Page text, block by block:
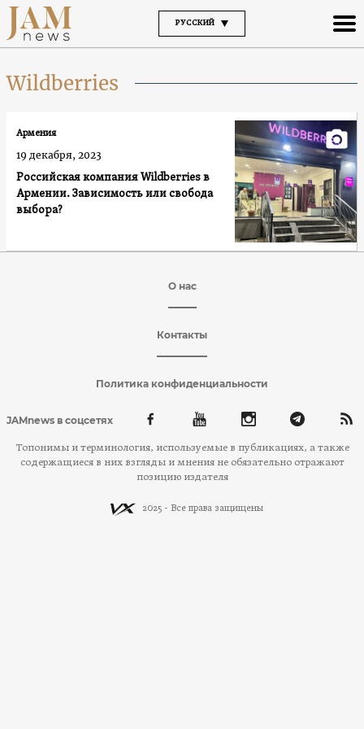
РУССКИЙ
Wildberries
Российская компания Wildberries в
Армении. Зависимость или свобода
выбора?
Армения
19 декабря, 2023
О нас
Контакты
Политика конфиденциальности
JAMnews в соцсетях
Топонимы и терминология, используемые в публикациях, а также
содержащиеся в них взгляды и мнения не обязательно отражают
позицию издателя
2025 - Все права защищены